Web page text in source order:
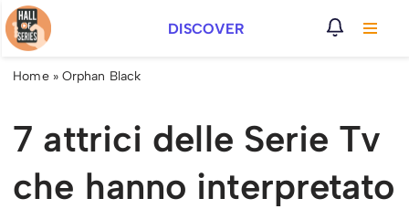
Vai
al
DISCOVER
Home» Orphan Black
7 attrici delle Serie Tv
che hanno interpretato